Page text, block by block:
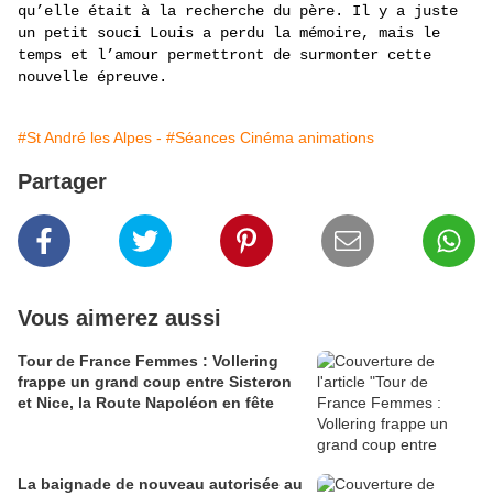
qu’elle était à la recherche du père. Il y a juste
un petit souci Louis a perdu la mémoire, mais le
temps et l’amour permettront de surmonter cette
nouvelle épreuve.
#St André les Alpes - #Séances Cinéma animations
Partager
Vous aimerez aussi
Tour de France Femmes : Vollering
frappe un grand coup entre Sisteron
et Nice, la Route Napoléon en fête
La baignade de nouveau autorisée au